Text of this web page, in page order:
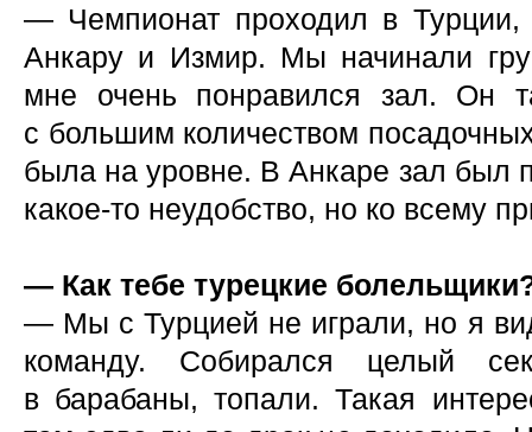
— Чемпионат проходил в Турции,
Анкару и Измир. Мы начинали
мне очень понравился зал. Он
с большим количеством
была на уровне. В Анкаре зал был
какое-то неудобство, но ко всему
— Как тебе турецкие
— Мы с Турцией не играли, но я
команду. Собирался целый
в барабаны, топали. Такая